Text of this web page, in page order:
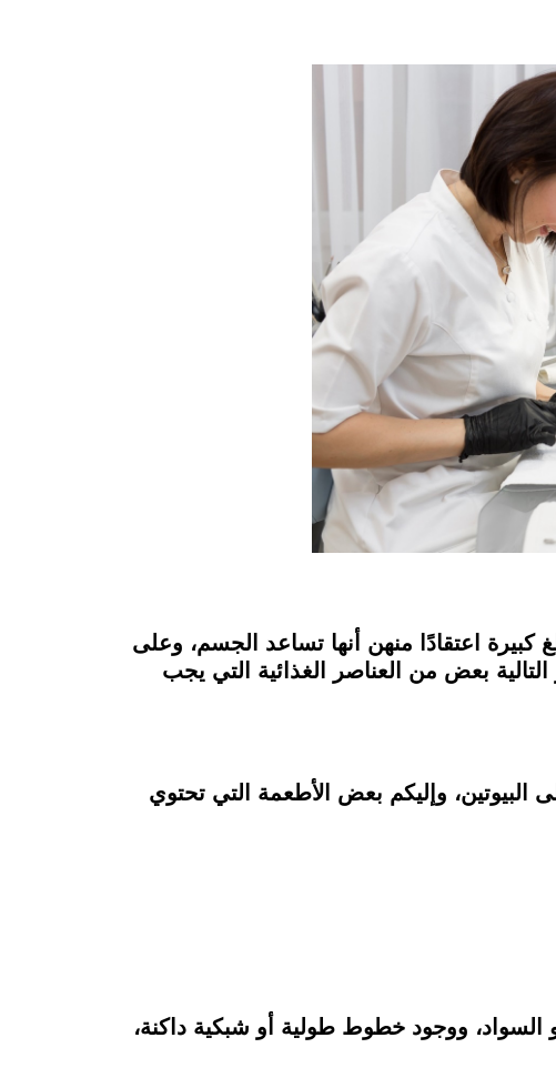
كبيرة اعتقادًا منهن أنها تساعد الجسم، وعلى
بعض من العناصر الغذائية التي يجب
وإليكم بعض الأطعمة التي تحتوي
الزرقة أو السواد، ووجود خطوط طولية أو شبكية داكنة،